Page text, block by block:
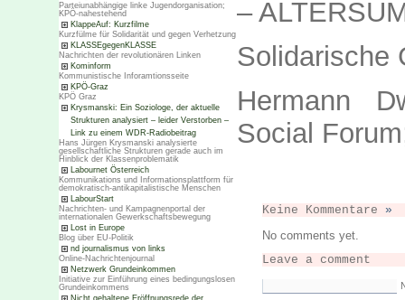
Parteiunabhängige linke Jugendorganisation;
KPÖ-nahestehend
KlappeAuf: Kurzfilme
Kurzfülme für Solidarität und gegen Verhetzung
KLASSEgegenKLASSE
Nachrichten der revolutionären Linken
Kominform
Kommunistische Inforamtionsseite
KPÖ-Graz
KPÖ Graz
Krysmanski: Ein Soziologe, der aktuelle
Strukturen analysiert – leider Verstorben –
Link zu einem WDR-Radiobeitrag
Hans Jürgen Krysmanski analysierte
gesellschaftliche Strukturen gerade auch im
Hinblick der Klassenproblematik
Labournet Österreich
Kommunikations und Informationsplattform für
demokratisch-antikapitalistische Menschen
LabourStart
Nachrichten- und Kampagnenportal der
internationalen Gewerkschaftsbewegung
Lost in Europe
Blog über EU-Politik
nd journalismus von links
Online-Nachrichtenjournal
Netzwerk Grundeinkommen
Initiative zur Einführung eines bedingungslosen
Grundeinkommens
Nicht gehaltene Eröffnungsrede der
–
Solidarische
Hermann
Social
Keine Kommentare »
No comments yet.
Leave a comment